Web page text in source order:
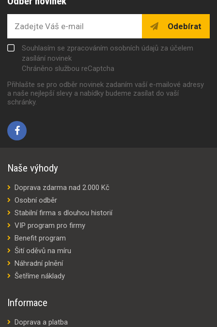
Odebírat
Souhlasím se zpracováním osobních údajů za účelem
zasílání novinek
Chráněno službou reCaptcha
Přihlašte se pro odběr novinek zadaním vaší e-mailové adresy
a naše nejlepší slevy a nabídky budeme zasílat do vaší
schránky.
Naše výhody
Doprava zdarma nad 2.000 Kč
Osobní odběr
Stabilní firma s dlouhou historií
VIP program pro firmy
Benefit program
Šití oděvů na míru
Náhradní plnění
Šetříme náklady
Informace
Doprava a platba